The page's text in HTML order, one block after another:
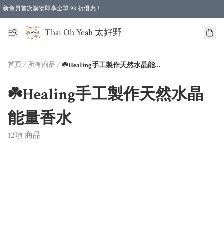
新會員首次購物即享全單 98 折優惠！
特選會員可享全單低至 96 折優惠！
Thai Oh Yeah 太好野
首頁/ 所有商品 / ☘️Healing手工製作天然水晶能量香水
☘️Healing手工製作天然水晶
能量香水
12項 商品